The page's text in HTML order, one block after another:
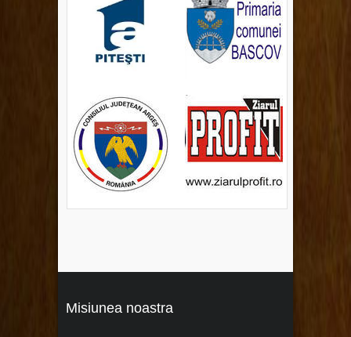
Misiunea noastra